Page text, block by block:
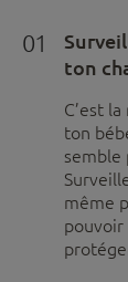
01
ton
C’est
ton
semble
même